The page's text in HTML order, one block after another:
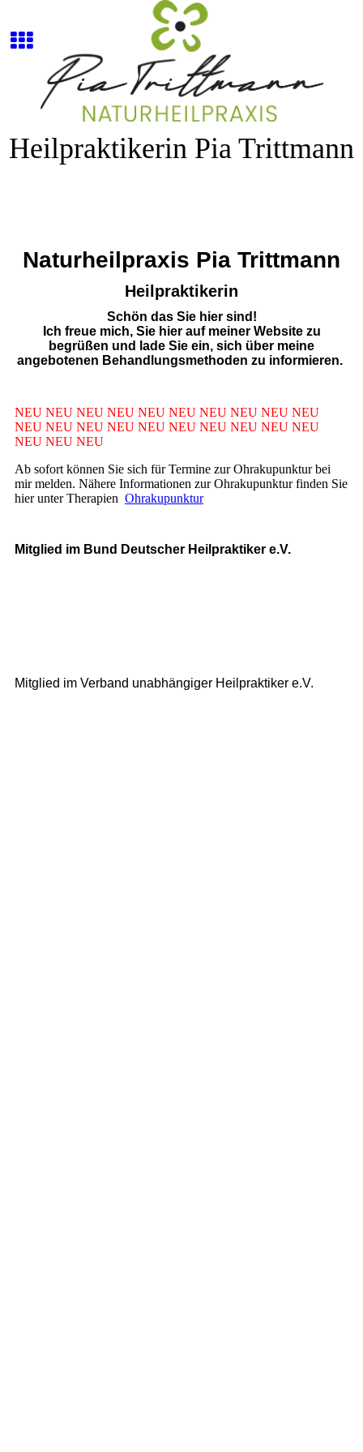
Heilpraktikerin Pia Trittmann
Naturheilpraxis Pia Trittmann
Heilpraktikerin
Schön das Sie hier sind!
Ich freue mich, Sie hier auf meiner Website zu
begrüßen und lade Sie ein, sich über meine
angebotenen Behandlungsmethoden zu informieren.
NEU NEU NEU NEU NEU NEU NEU NEU NEU NEU
NEU NEU NEU NEU NEU NEU NEU NEU NEU NEU
NEU NEU NEU
Ab sofort können Sie sich für Termine zur Ohrakupunktur bei
mir melden. Nähere Informationen zur Ohrakupunktur finden Sie
hier unter Therapien Ohrakupunktur
Mitglied im Bund Deutscher Heilpraktiker e.V.
Mitglied im Verband unabhängiger Heilpraktiker e.V.